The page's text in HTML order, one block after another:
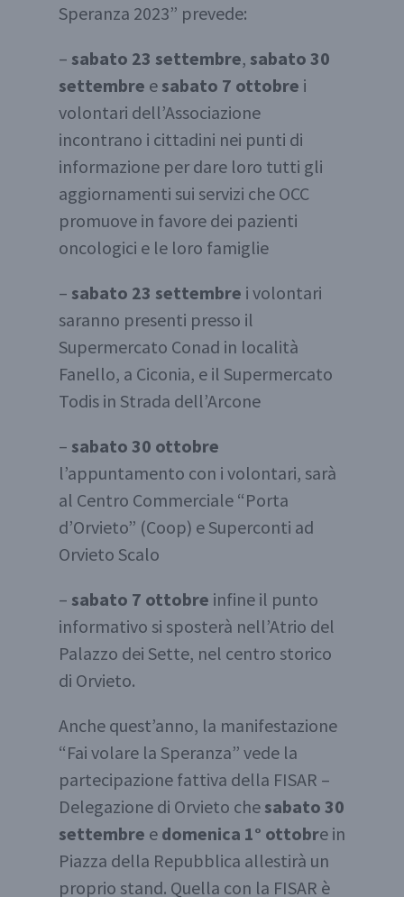
Speranza 2023” prevede:
– sabato 23 settembre, sabato 30
settembre e sabato 7 ottobre i
volontari dell’Associazione
incontrano i cittadini nei punti di
informazione per dare loro tutti gli
aggiornamenti sui servizi che OCC
promuove in favore dei pazienti
oncologici e le loro famiglie
– sabato 23 settembre i volontari
saranno presenti presso il
Supermercato Conad in località
Fanello, a Ciconia, e il Supermercato
Todis in Strada dell’Arcone
– sabato 30 ottobre
l’appuntamento con i volontari, sarà
al Centro Commerciale “Porta
d’Orvieto” (Coop) e Superconti ad
Orvieto Scalo
– sabato 7 ottobre infine il punto
informativo si sposterà nell’Atrio del
Palazzo dei Sette, nel centro storico
di Orvieto.
Anche quest’anno, la manifestazione
“Fai volare la Speranza” vede la
partecipazione fattiva della FISAR –
Delegazione di Orvieto che sabato 30
settembre e domenica 1° ottobre in
Piazza della Repubblica allestirà un
proprio stand. Quella con la FISAR è